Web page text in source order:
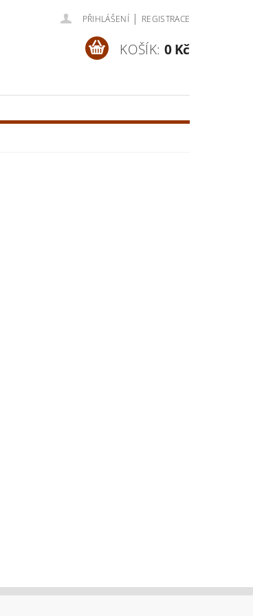
PŘIHLÁŠENÍ | REGISTRACE
KOŠÍK: 0 Kč